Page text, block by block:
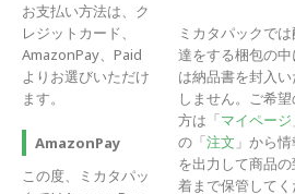
お支払い方法は、ク
レジットカード、
AmazonPay、Paid
よりお選びいただけ
ます。
AmazonPay
この度、ミカタパッ
ミカタパックで
達をする梱包の中
は納品書を封入い
しません。ご希
方は「マイページ
の「注文 」から情
を出力して商品の
着まで保管してく